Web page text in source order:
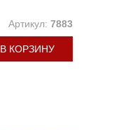
Артикул: 7883
В КОРЗИНУ